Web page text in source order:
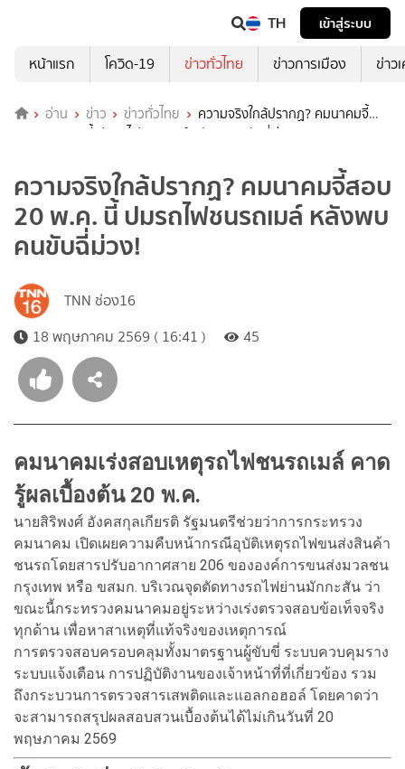
TH
เข้าสู่ระบบ
หน้าแรก
โควิด-19 ข่าวทั่วไทย ข่าวการเมือง ข่าว
อ่าน ข่าว ข่าวทั่วไทย
ความจริงใกล้ปรากฏ? คมนาคมจี้
สอบ 20 พ.ค. นี้ ปมรถไฟชนรถเมล์ หลังพบคนขับฉี่ม่วง!
ความจริงใกล้ปรากฏ? คมนาคมจี้สอบ
20 พ.ค. นี้ ปมรถไฟชนรถเมล์ หลังพบ
คนขับฉี่ม่วง!
TNN ช่อง16
18 พฤษภาคม 2569 ( 16:41 )
45
คมนาคมเร่งสอบเหตุรถไฟชนรถเมล์ คาด
รู้ผลเบื้องต้น 20 พ.ค.
นายสิริพงศ์ อังคสกุลเกียรติ รัฐมนตรีช่วยว่าการกระทรวง
คมนาคม เปิดเผยความคืบหน้ากรณีอุบัติเหตุรถไฟขนส่งสินค้า
ชนรถโดยสารปรับอากาศสาย 206 ขององค์การขนส่งมวลชน
กรุงเทพ หรือ ขสมก. บริเวณจุดตัดทางรถไฟย่านมักกะสัน ว่า
ขณะนี้กระทรวงคมนาคมอยู่ระหว่างเร่งตรวจสอบข้อเท็จจริง
ทุกด้าน เพื่อหาสาเหตุที่แท้จริงของเหตุการณ์
การตรวจสอบครอบคลุมทั้งมาตรฐานผู้ขับขี่ ระบบควบคุมราง
ระบบแจ้งเตือน การปฏิบัติงานของเจ้าหน้าที่ที่เกี่ยวข้อง รวม
ถึงกระบวนการตรวจสารเสพติดและแอลกอฮอล์ โดยคาดว่า
จะสามารถสรุปผลสอบสวนเบื้องต้นได้ไม่เกินวันที่ 20
พฤษภาคม 2569